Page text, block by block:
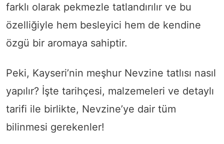
farklı olarak pekmezle tatlandırılır ve bu
özelliğiyle hem besleyici hem de kendine
özgü bir aromaya sahiptir.
Peki, Kayseri’nin meşhur Nevzine tatlısı nasıl
yapılır? İşte tarihçesi, malzemeleri ve detaylı
tarifi ile birlikte, Nevzine’ye dair tüm
bilinmesi gerekenler!